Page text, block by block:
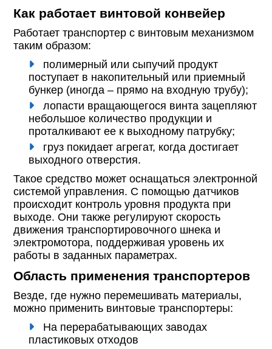
Как работает винтовой конвейер
Работает транспортер с винтовым механизмом
таким образом:
полимерный или сыпучий продукт
поступает в накопительный или приемный
бункер (иногда – прямо на входную трубу);
лопасти вращающегося винта зацепляют
небольшое количество продукции и
проталкивают ее к выходному патрубку;
груз покидает агрегат, когда достигает
выходного отверстия.
Такое средство может оснащаться электронной
системой управления. С помощью датчиков
происходит контроль уровня продукта при
выходе. Они также регулируют скорость
движения транспортировочного шнека и
электромотора, поддерживая уровень их
работы в заданных параметрах.
Область применения транспортеров
Везде, где нужно перемешивать материалы,
можно применить винтовые транспортеры:
На перерабатывающих заводах
пластиковых отходов